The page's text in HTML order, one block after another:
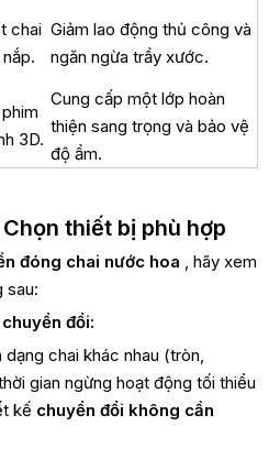
chai Giảm lao động thủ công và
ngăn ngừa trầy xước.
3D.
Cung cấp một lớp hoàn
thiện sang trọng và bảo vệ
độ ẩm.
thiết bị phù hợp
đóng chai nước hoa , hãy xem
sau:
đổi:
chai khác nhau (tròn,
gian ngừng hoạt động tối thiểu
kế chuyển đổi không cần